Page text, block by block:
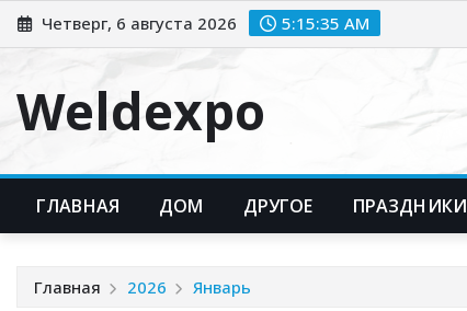
Перейти
к
Четверг, 6 августа 2026 5:15:36 AM
Weldexpo
ГЛАВНАЯ ДОМ ДРУГОЕ ПРАЗДНИКИ
Главная 2026 Январь